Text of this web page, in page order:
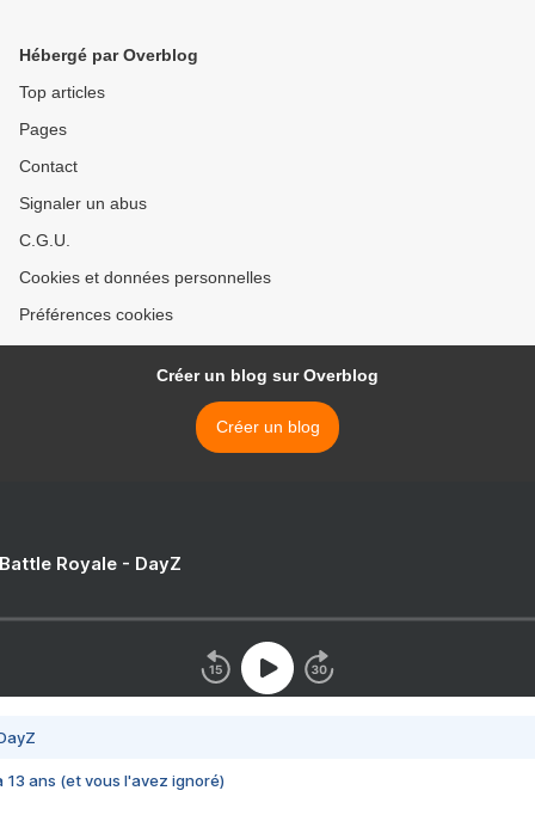
Hébergé par Overblog
Top articles
Pages
Contact
Signaler un abus
C.G.U.
Cookies et données personnelles
Préférences cookies
Créer un blog sur Overblog
Créer un blog
Royale - DayZ
13 ans (et vous l'avez ignoré)